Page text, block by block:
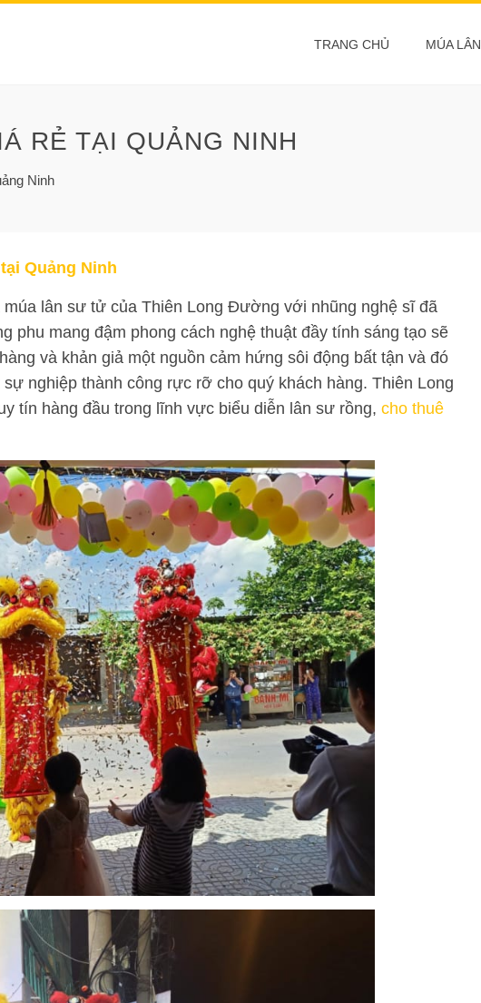
TRANG CHỦ MÚA LÂN
RẺ TẠI QUẢNG NINH
Ninh
Quảng Ninh
múa lân sư tử của Thiên Long Đường với nhũng nghệ sĩ đã
phu mang đậm phong cách nghệ thuật đầy tính sáng tạo sẽ
và khản giả một nguồn cảm hứng sôi động bất tận và đó
nghiệp thành công rực rỡ cho quý khách hàng. Thiên Long
tín hàng đầu trong lĩnh vực biểu diễn lân sư rồng, cho thuê